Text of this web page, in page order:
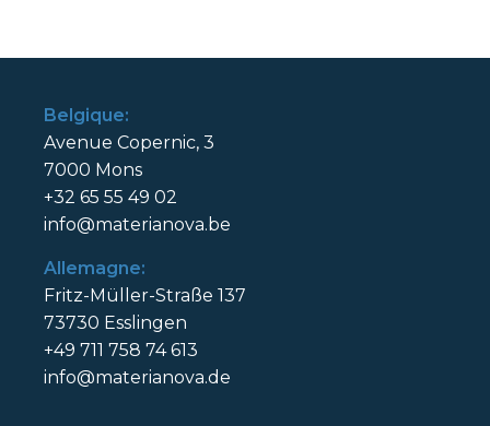
Belgique:
Avenue Copernic, 3
7000 Mons
+32 65 55 49 02
info@materianova.be
Allemagne:
Fritz-Müller-Straße 137
73730 Esslingen
+49 711 758 74 613
info@materianova.de